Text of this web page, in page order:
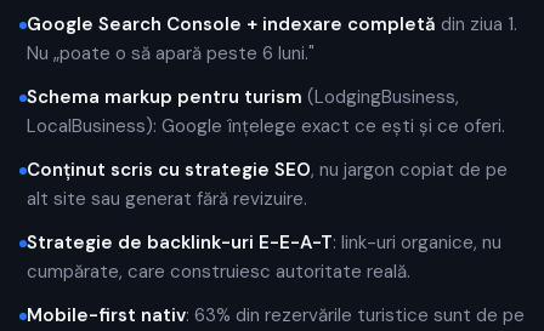
Google Search Console + indexare completă din ziua 1.
Nu „poate o să apară peste 6 luni."
Schema markup pentru turism (LodgingBusiness,
LocalBusiness): Google înțelege exact ce ești și ce oferi.
Conținut scris cu strategie SEO, nu jargon copiat de pe
alt site sau generat fără revizuire.
Strategie de backlink-uri E-E-A-T: link-uri organice, nu
cumpărate, care construiesc autoritate reală.
Mobile-first nativ: 63% din rezervările turistice sunt de pe